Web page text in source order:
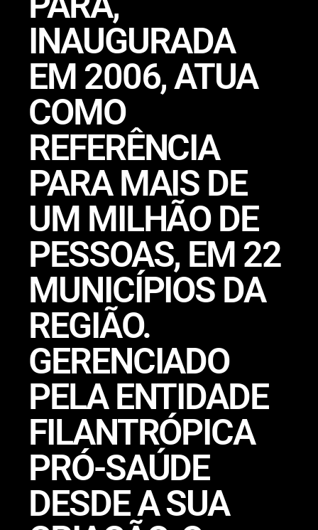
INAUGURADA
EM 2006, ATUA
COMO
REFERÊNCIA
PARA MAIS DE
UM MILHÃO DE
PESSOAS, EM 22
MUNICÍPIOS DA
REGIÃO.
GERENCIADO
PELA ENTIDADE
FILANTRÓPICA
PRÓ-SAÚDE
DESDE A SUA